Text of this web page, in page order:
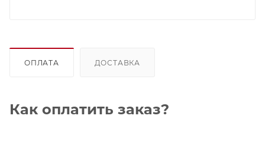
ОПЛАТА ДОСТАВКА
Как оплатить заказ?